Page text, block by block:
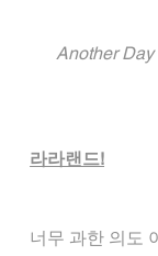
Another
라라랜드!
너무 과한 의도